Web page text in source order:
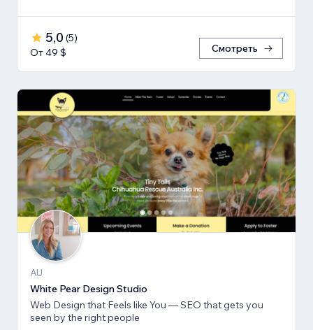
5,0 (5)
От 49 $
Смотреть
AU
White Pear Design Studio
Web Design that Feels like You — SEO that gets you
seen by the right people